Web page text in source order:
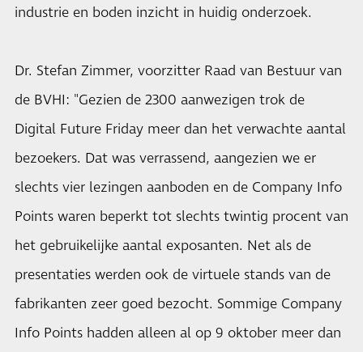
industrie en boden inzicht in huidig ​​onderzoek.
Dr. Stefan Zimmer, voorzitter Raad van Bestuur van
de BVHI: "Gezien de 2300 aanwezigen trok de
Digital Future Friday meer dan het verwachte aantal
bezoekers. Dat was verrassend, aangezien we er
slechts vier lezingen aanboden en de Company Info
Points waren beperkt tot slechts twintig procent van
het gebruikelijke aantal exposanten. Net als de
presentaties werden ook de virtuele stands van de
fabrikanten zeer goed bezocht. Sommige Company
Info Points hadden alleen al op 9 oktober meer dan